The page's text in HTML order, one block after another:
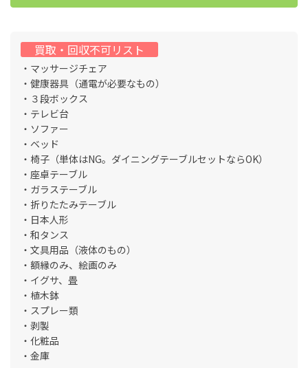
買取・回収不可リスト
・マッサージチェア
・健康器具（通電が必要なもの）
・３段ボックス
・テレビ台
・ソファー
・ベッド
・椅子（単体はNG。ダイニングテーブルセットならOK）
・座卓テーブル
・ガラステーブル
・折りたたみテーブル
・日本人形
・和タンス
・文具用品（液体のもの）
・額縁のみ、絵画のみ
・イグサ、畳
・植木鉢
・スプレー類
・剥製
・化粧品
・金庫